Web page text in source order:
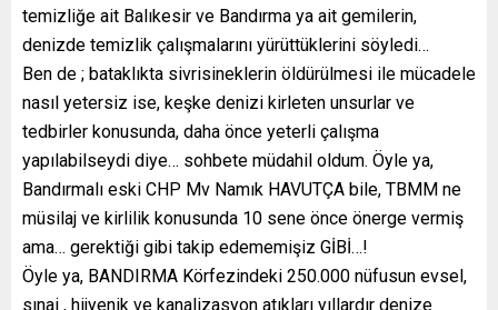
temizliğe ait Balıkesir ve Bandırma ya ait gemilerin,
denizde temizlik çalışmalarını yürüttüklerini söyledi…
Ben de ; bataklıkta sivrisineklerin öldürülmesi ile mücadele
nasıl yetersiz ise, keşke denizi kirleten unsurlar ve
tedbirler konusunda, daha önce yeterli çalışma
yapılabilseydi diye… sohbete müdahil oldum. Öyle ya,
Bandırmalı eski CHP Mv Namık HAVUTÇA bile, TBMM ne
müsilaj ve kirlilik konusunda 10 sene önce önerge vermiş
ama… gerektiği gibi takip edememişiz GİBİ…!
Öyle ya, BANDIRMA Körfezindeki 250.000 nüfusun evsel,
sınai , hijyenik ve kanalizasyon atıkları yıllardır denize